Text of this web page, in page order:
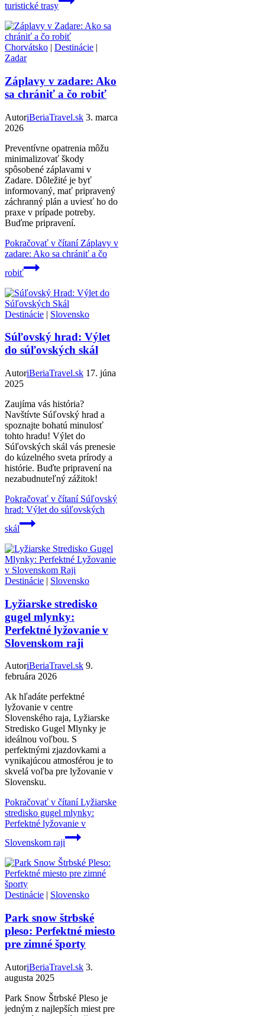
turistické trasy
Chorvátsko | Destinácie |
Zadar
Záplavy v zadare: Ako
sa chrániť a čo robiť
AutoriBeriaTravel.sk 3. marca
2026
Preventívne opatrenia môžu
minimalizovať škody
spôsobené záplavami v
Zadare. Dôležité je byť
informovaný, mať pripravený
záchranný plán a uviesť ho do
praxe v prípade potreby.
Buďme pripravení.
Pokračovať v čítaníZáplavy v
zadare: Ako sa chrániť a čo
robiť
Destinácie | Slovensko
Súľovský hrad: Výlet
do súľovských skál
AutoriBeriaTravel.sk 17. júna
2025
Zaujíma vás história?
Navštívte Súľovský hrad a
spoznajte bohatú minulosť
tohto hradu! Výlet do
Súľovských skál vás prenesie
do kúzelného sveta prírody a
histórie. Buďte pripravení na
nezabudnuteľný zážitok!
Pokračovať v čítaníSúľovský
hrad: Výlet do súľovských
skál
Destinácie | Slovensko
Lyžiarske stredisko
gugel mlynky:
Perfektné lyžovanie v
Slovenskom raji
AutoriBeriaTravel.sk 9.
februára 2026
Ak hľadáte perfektné
lyžovanie v centre
Slovenského raja, Lyžiarske
Stredisko Gugel Mlynky je
ideálnou voľbou. S
perfektnými zjazdovkami a
vynikajúcou atmosférou je to
skvelá voľba pre lyžovanie v
Slovensku.
Pokračovať v čítaníLyžiarske
stredisko gugel mlynky:
Perfektné lyžovanie v
Slovenskom raji
Destinácie | Slovensko
Park snow štrbské
pleso: Perfektné miesto
pre zimné športy
AutoriBeriaTravel.sk 3.
augusta 2025
Park Snow Štrbské Pleso je
jedným z najlepších miest pre